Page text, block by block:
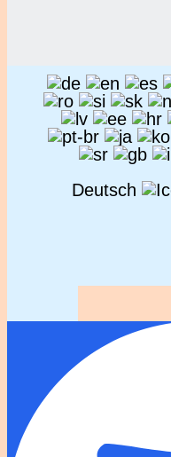
Deutsch